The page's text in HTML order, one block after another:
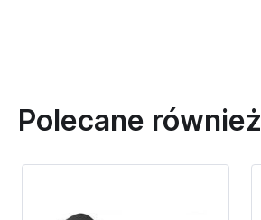
Polecane również